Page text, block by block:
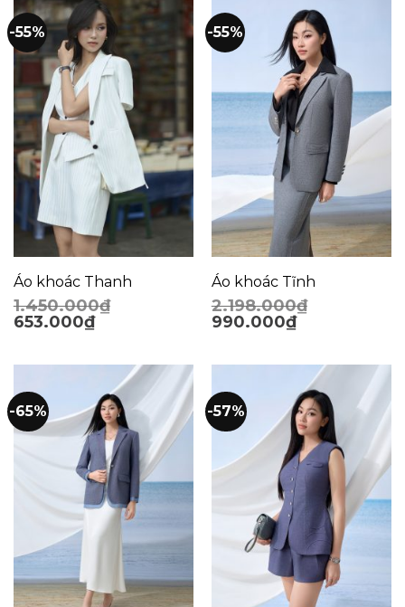
-55%
Áo khoác Thanh
1.450.000₫
653.000₫
-55%
Áo khoác Tĩnh
2.198.000₫
990.000₫
-65% -57%